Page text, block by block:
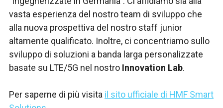
vasta esperienza del nostro team di sviluppo che
alla nuova prospettiva del nostro staff junior
altamente qualificato. Inoltre, ci concentriamo sullo
sviluppo di soluzioni a banda larga personalizzate
basate su LTE/5G nel nostro Innovation Lab.
Per saperne di più visita il sito ufficiale di HMF Smart